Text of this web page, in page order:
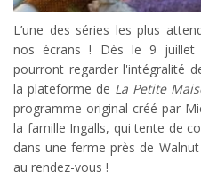
L’une des séries les plus
nos écrans ! Dès le 9 juillet
pourront regarder l'intégralité
la plateforme de La Petite
programme original créé par
la famille Ingalls, qui tente de
dans une ferme près de
au rendez-vous !